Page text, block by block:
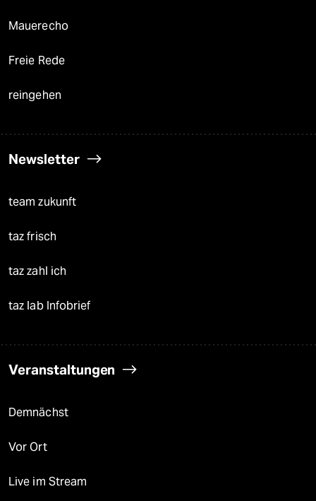
Mauerecho
Freie Rede
reingehen
Newsletter
team zukunft
taz frisch
taz zahl ich
taz lab Infobrief
Veranstaltungen
Demnächst
Vor Ort
Live im Stream